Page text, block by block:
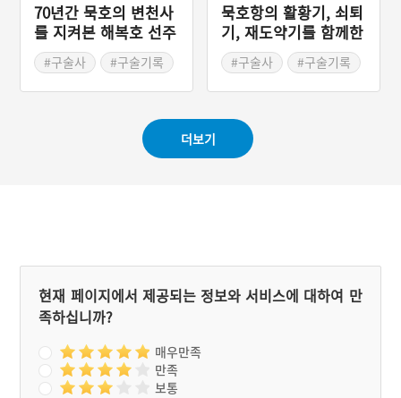
70년간 묵호의 변천사
를 지켜본 해복호 선주
김명수
#구술사
#구술기록
묵호항의 활황기, 쇠퇴
기, 재도약기를 함께한
이우열
#구술사
#구술기록
카이빙 사업
더보기
현재 페이지에서 제공되는 정보와 서비스에 대하여 만
족하십니까?
매우만족
만족
보통